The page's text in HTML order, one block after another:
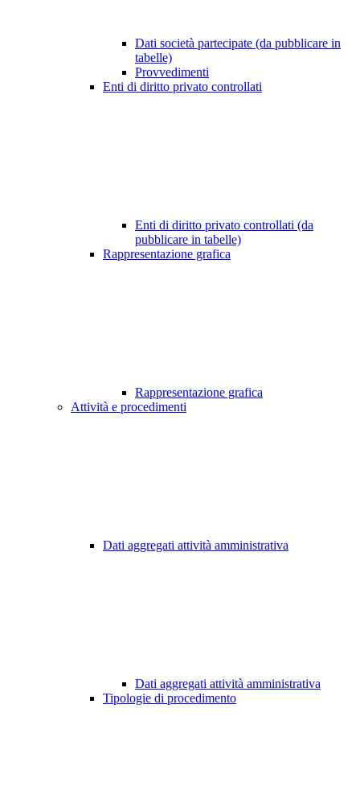
Dati società partecipate (da pubblicare in
tabelle)
Provvedimenti
Enti di diritto privato controllati
Enti di diritto privato controllati (da
pubblicare in tabelle)
Rappresentazione grafica
Rappresentazione grafica
Attività e procedimenti
Dati aggregati attività amministrativa
Dati aggregati attività amministrativa
Tipologie di procedimento